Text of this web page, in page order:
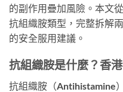
的副作用疊加風險。本文
抗組織胺類型，完整拆解
的安全服用建議。
抗組織胺是什麼？香
抗組織胺（Antihistamine